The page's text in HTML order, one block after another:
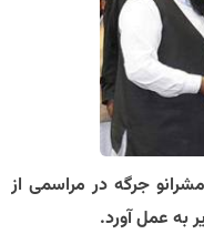
جرگه در مراسمی از
به عمل آورد.